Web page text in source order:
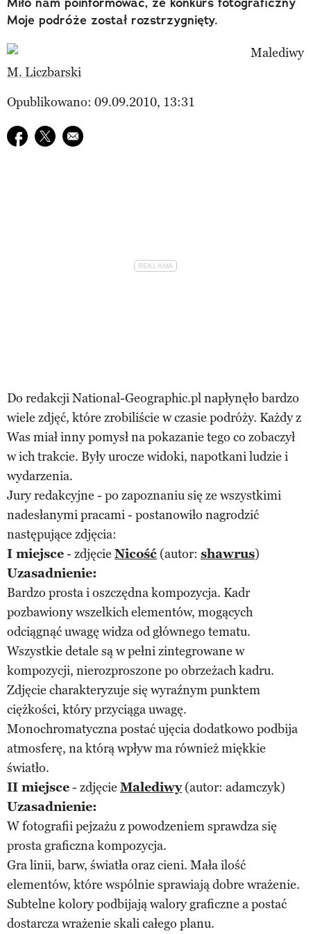
Moje podróże został rozstrzygnięty.
M. Liczbarski
Opublikowano: 09.09.2010, 13:31
Udostępnij na facebook
Udostępnij na twitter
E-mail do przyjaciela
Do redakcji National-Geographic.pl napłynęło bardzo
wiele zdjęć, które zrobiliście w czasie podróży. Każdy z
Was miał inny pomysł na pokazanie tego co zobaczył
w ich trakcie. Były urocze widoki, napotkani ludzie i
wydarzenia.
Jury redakcyjne - po zapoznaniu się ze wszystkimi
nadesłanymi pracami - postanowiło nagrodzić
następujące zdjęcia:
I miejsce- zdjęcie Nicość (autor: shawrus)
Uzasadnienie:
Bardzo prosta i oszczędna kompozycja. Kadr
pozbawiony wszelkich elementów, mogących
odciągnąć uwagę widza od głównego tematu.
Wszystkie detale są w pełni zintegrowane w
kompozycji, nierozproszone po obrzeżach kadru.
Zdjęcie charakteryzuje się wyraźnym punktem
ciężkości, który przyciąga uwagę.
Monochromatyczna postać ujęcia dodatkowo podbija
atmosferę, na którą wpływ ma również miękkie
światło.
II miejsce- zdjęcie Malediwy(autor: adamczyk)
Uzasadnienie:
W fotografii pejzażu z powodzeniem sprawdza się
prosta graficzna kompozycja.
Gra linii, barw, światła oraz cieni. Mała ilość
elementów, które wspólnie sprawiają dobre wrażenie.
Subtelne kolory podbijają walory graficzne a postać
dostarcza wrażenie skali całego planu.